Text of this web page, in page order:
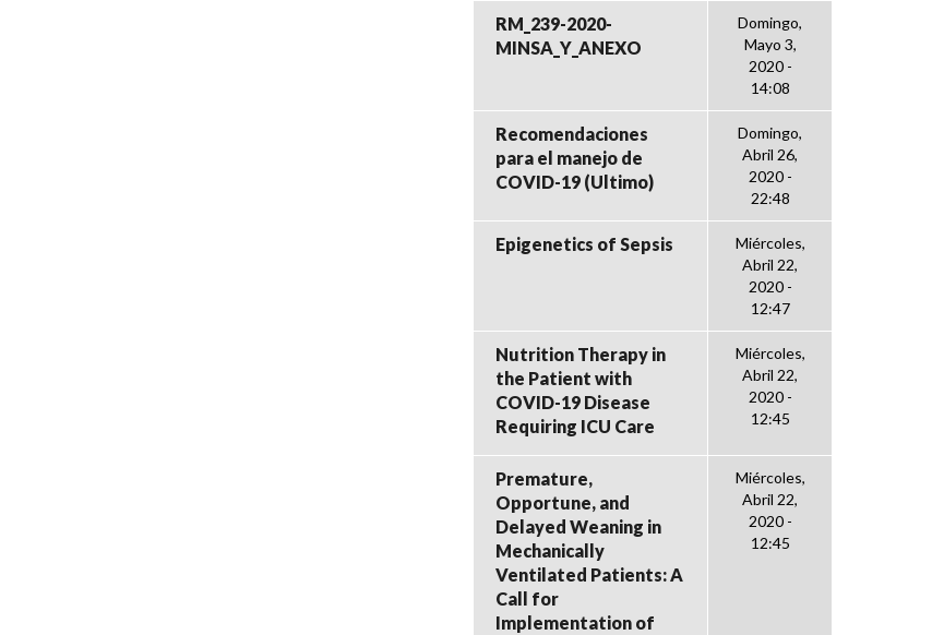
RM_239-2020-
MINSA_Y_ANEXO
Domingo,
Mayo 3,
2020 -
14:08
Recomendaciones
para el manejo de
COVID-19 (Ultimo)
Domingo,
Abril 26,
2020 -
22:48
Epigenetics of Sepsis
Miércoles,
Abril 22,
2020 -
12:47
Nutrition Therapy in
the Patient with
COVID-19 Disease
Requiring ICU Care
Miércoles,
Abril 22,
2020 -
12:45
Premature,
Opportune, and
Delayed Weaning in
Mechanically
Ventilated Patients: A
Call for
Implementation of
Miércoles,
Abril 22,
2020 -
12:45